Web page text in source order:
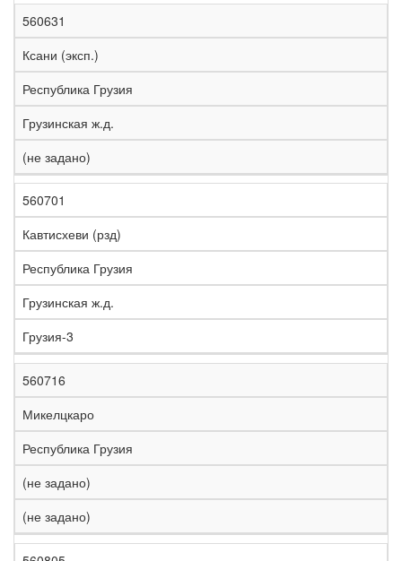
560631
Ксани (эксп.)
Республика Грузия
Грузинская ж.д.
(не задано)
560701
Кавтисхеви (рзд)
Республика Грузия
Грузинская ж.д.
Грузия-3
560716
Микелцкаро
Республика Грузия
(не задано)
(не задано)